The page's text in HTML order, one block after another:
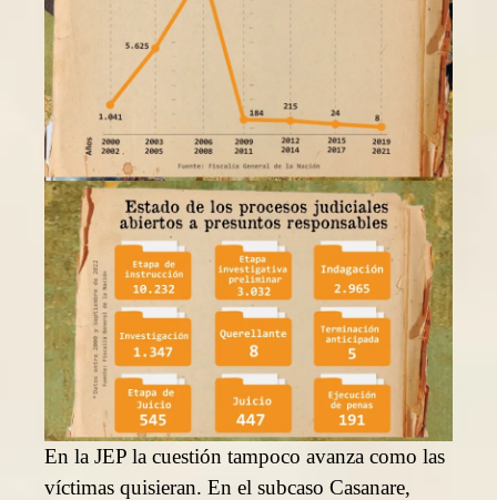
En la JEP la cuestión tampoco avanza como las
víctimas quisieran. En el subcaso Casanare,